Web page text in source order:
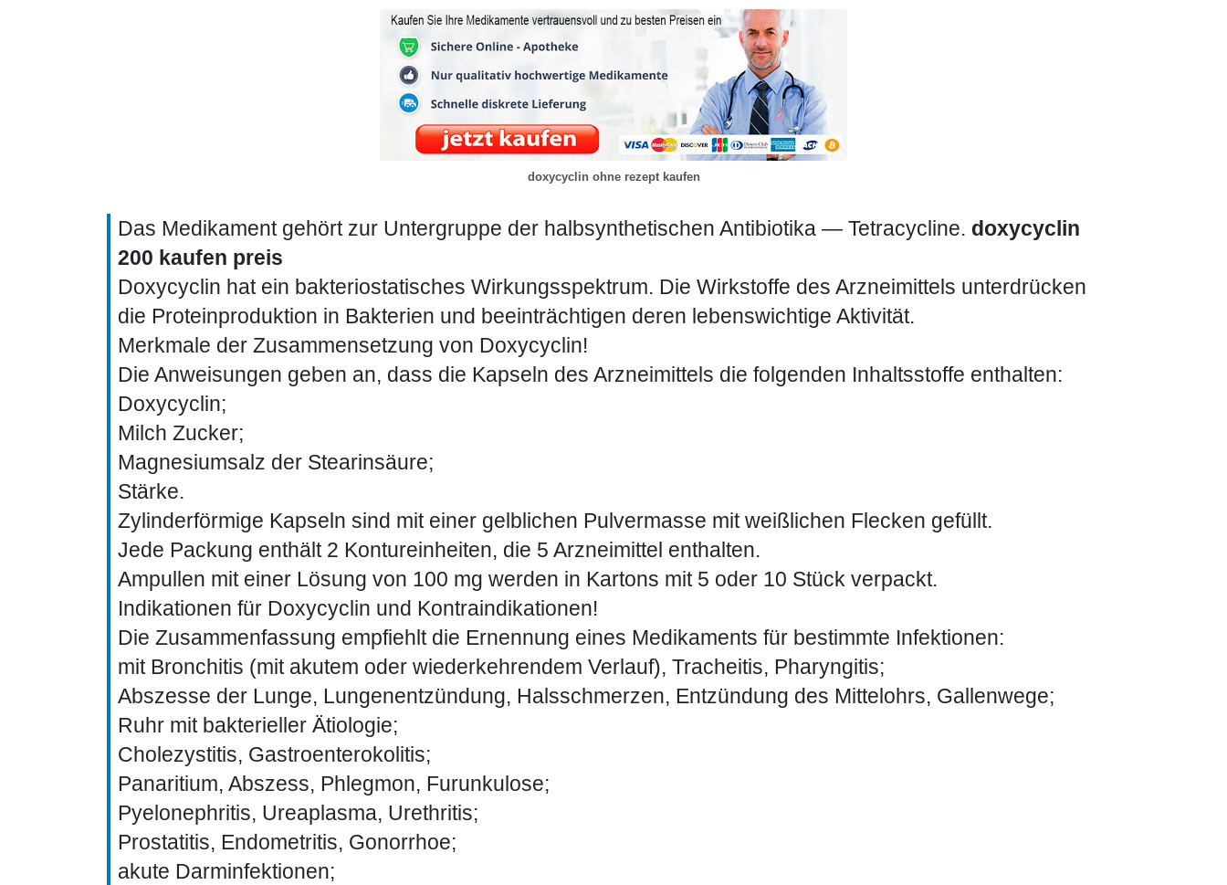
doxycyclin ohne rezept kaufen
Das Medikament gehört zur Untergruppe der halbsynthetischen Antibiotika — Tetracycline. doxycyclin
200 kaufen preis
Doxycyclin hat ein bakteriostatisches Wirkungsspektrum. Die Wirkstoffe des Arzneimittels unterdrücken
die Proteinproduktion in Bakterien und beeinträchtigen deren lebenswichtige Aktivität.
Merkmale der Zusammensetzung von Doxycyclin!
Die Anweisungen geben an, dass die Kapseln des Arzneimittels die folgenden Inhaltsstoffe enthalten:
Doxycyclin;
Milch Zucker;
Magnesiumsalz der Stearinsäure;
Stärke.
Zylinderförmige Kapseln sind mit einer gelblichen Pulvermasse mit weißlichen Flecken gefüllt.
Jede Packung enthält 2 Kontureinheiten, die 5 Arzneimittel enthalten.
Ampullen mit einer Lösung von 100 mg werden in Kartons mit 5 oder 10 Stück verpackt.
Indikationen für Doxycyclin und Kontraindikationen!
Die Zusammenfassung empfiehlt die Ernennung eines Medikaments für bestimmte Infektionen:
mit Bronchitis (mit akutem oder wiederkehrendem Verlauf), Tracheitis, Pharyngitis;
Abszesse der Lunge, Lungenentzündung, Halsschmerzen, Entzündung des Mittelohrs, Gallenwege;
Ruhr mit bakterieller Ätiologie;
Cholezystitis, Gastroenterokolitis;
Panaritium, Abszess, Phlegmon, Furunkulose;
Pyelonephritis, Ureaplasma, Urethritis;
Prostatitis, Endometritis, Gonorrhoe;
akute Darminfektionen;